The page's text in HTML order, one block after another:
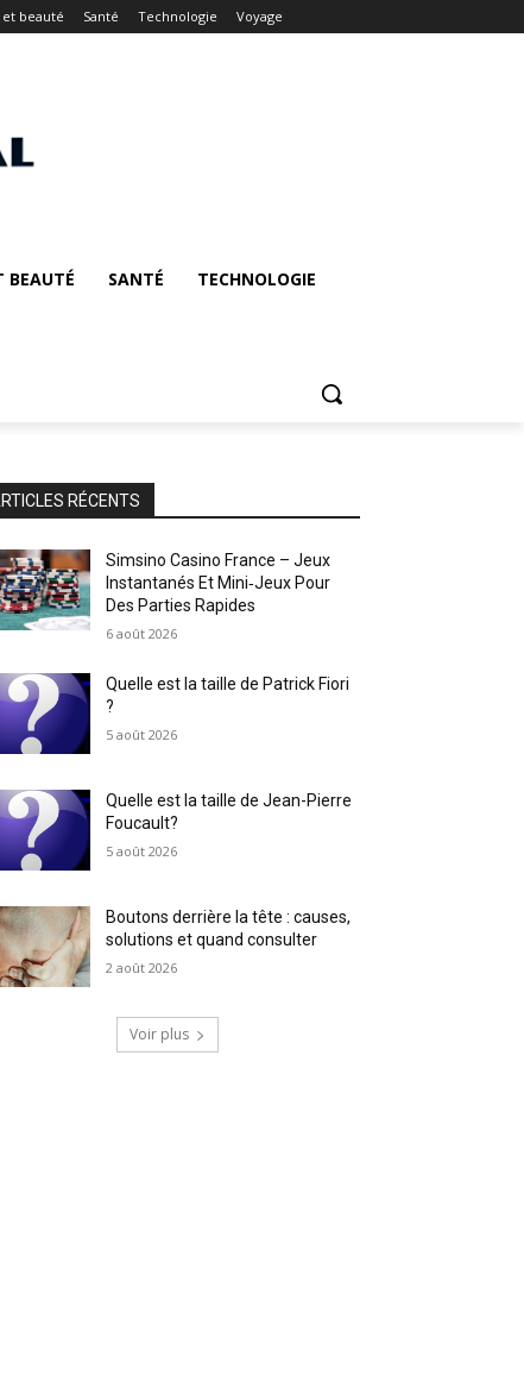
beauté Santé Technologie Voyage
BEAUTÉ SANTÉ TECHNOLOGIE
RÉCENTS
Simsino Casino France – Jeux
Instantanés Et Mini‑Jeux Pour
Des Parties Rapides
6 août 2026
Quelle est la taille de Patrick Fiori
?
5 août 2026
Quelle est la taille de Jean-Pierre
Foucault?
5 août 2026
Boutons derrière la tête : causes,
solutions et quand consulter
2 août 2026
Voir plus